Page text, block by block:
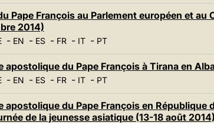
Pape François au Parlement européen et au
2014)
- EN - ES- FR- IT- PT
apostolique du Pape François à Tirana en
- EN - ES- FR- IT- PT
apostolique du Pape François en République
de la jeunesse asiatique (13-18 août 2014)